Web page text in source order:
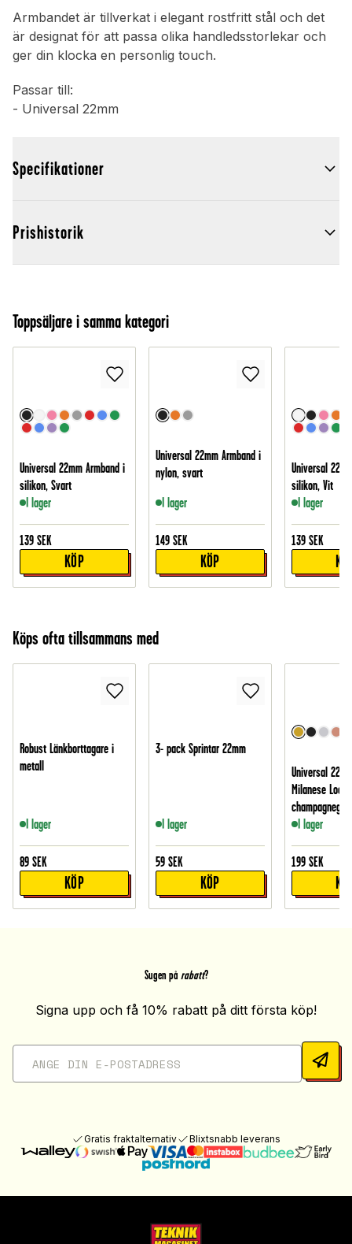
Armbandet är tillverkat i elegant rostfritt stål och det
är designat för att passa olika handledsstorlekar och
ger din klocka en personlig touch.
Passar till:
- Universal 22mm
Specifikationer
Prishistorik
Toppsäljare i samma kategori
Universal 22mm Armband i
silikon, Svart
I lager
139 SEK
KÖP
Universal 22mm Armband i
nylon, svart
I lager
149 SEK
KÖP
Universal
silikon, Vit
I lager
139 SEK
Köps ofta tillsammans med
Robust Länkborttagare i
metall
I lager
89 SEK
KÖP
3- pack Sprintar 22mm
I lager
59 SEK
KÖP
Universal
Milanese Loop,
champagneguld
I lager
199 SEK
Sugen på rabatt?
Signa upp och få 10% rabatt på ditt första köp!
Gratis fraktalternativ Blixtsnabb leverans